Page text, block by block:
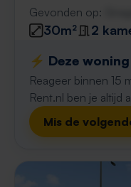
Gevonden op:
30m²
2
⚡️ Deze
Reageer binnen 15
Rent.nl ben je altijd
Mis de